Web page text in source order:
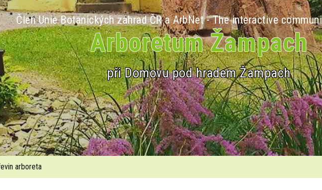
Člen Unie Botanických zahrad ČR a ArbNet - The interactive
Arboretum Žampach
při Domovu pod hradem Žampach
arboreta